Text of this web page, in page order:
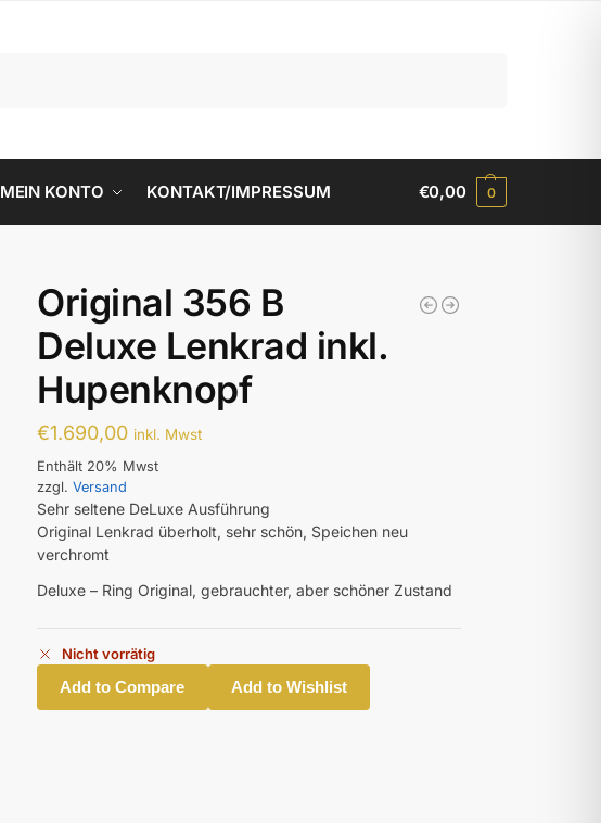
MEIN KONTO KONTAKT/IMPRESSUM €0,00 0
Original 356 B
Deluxe Lenkrad inkl.
Hupenknopf
€1.690,00 inkl. Mwst
Enthält 20% Mwst
zzgl.Versand
Sehr seltene DeLuxe Ausführung
Original Lenkrad überholt, sehr schön, Speichen neu
verchromt
Deluxe – Ring Original, gebrauchter, aber schöner Zustand
Nicht vorrätig
Add to Compare Add to Wishlist